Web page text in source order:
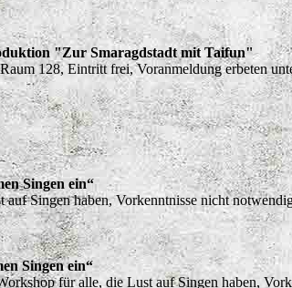
"Zur Smaragdstadt mit Taifun"
128, Eintritt frei, Voranmeldung erbeten
Singen ein“
Singen haben, Vorkenntnisse nicht
Singen ein“
für alle, die Lust auf Singen haben,